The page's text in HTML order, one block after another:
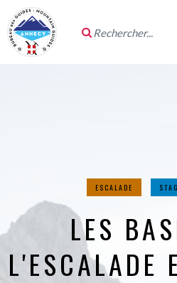
ESCALADE
LES
L'ESCALADE